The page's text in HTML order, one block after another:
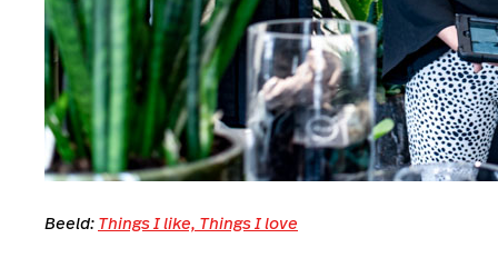
Beeld:Things I like, Things I love